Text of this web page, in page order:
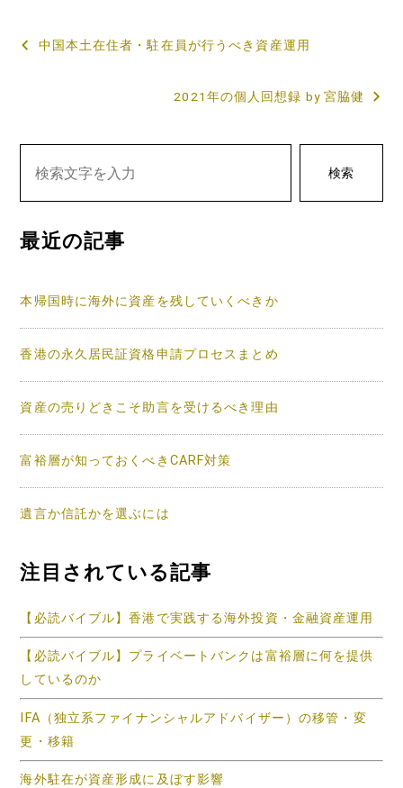
投
ゲ
ー
シ
ン
中国本土在住者・駐在員が行うべき資産運用
2021年の個人回想録 by 宮脇健
検索
最近の記事
本帰国時に海外に資産を残していくべきか
香港の永久居民証資格申請プロセスまとめ
資産の売りどきこそ助言を受けるべき理由
富裕層が知っておくべきCARF対策
遺言か信託かを選ぶには
注目されている記事
【必読バイブル】香港で実践する海外投資・金融資産運用
【必読バイブル】プライベートバンクは富裕層に何を提供
しているのか
IFA（独立系ファイナンシャルアドバイザー）の移管・変
更・移籍
海外駐在が資産形成に及ぼす影響